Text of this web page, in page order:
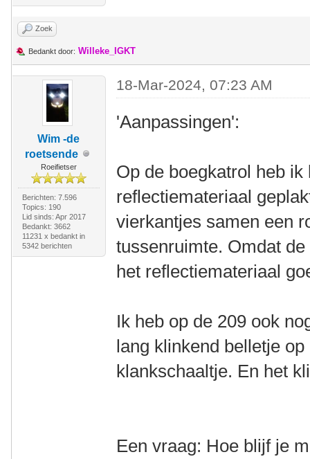
Zoek
Bedankt door: Willeke_IGKT
Wim -de
roetsende
Roeifietser
Berichten: 7.596
Topics: 190
Lid sinds: Apr 2017
Bedankt: 3662
11231 x bedankt in
5342 berichten
18-Mar-2024, 07:23 AM
'Aanpassingen':
Op de boegkatrol heb
reflectiemateriaal
vierkantjes samen een
tussenruimte. Omdat
het reflectiemateriaal
Ik heb op de 209 ook
lang klinkend belletje
klankschaaltje. En het
Een vraag: Hoe blijf je